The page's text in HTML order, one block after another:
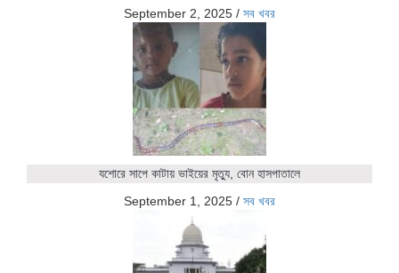
September 2, 2025 / সব খবর
যশোরে সাপে কাটায় ভাইয়ের মৃত্যু, বোন হাসপাতালে
September 1, 2025 / সব খবর